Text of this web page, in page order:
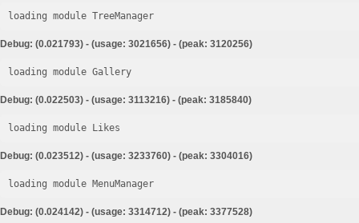
loading module TreeManager
Debug: (0.021793) - (usage: 3021656) - (peak: 3120256)
loading module Gallery
Debug: (0.022503) - (usage: 3113216) - (peak: 3185840)
loading module Likes
Debug: (0.023512) - (usage: 3233760) - (peak: 3304016)
loading module MenuManager
Debug: (0.024142) - (usage: 3314712) - (peak: 3377528)